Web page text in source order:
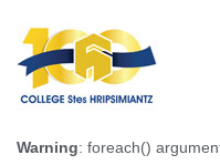
Warning: foreach()